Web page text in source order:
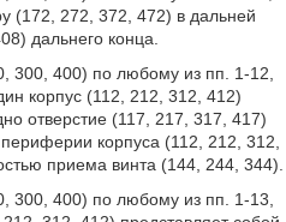
(172, 272, 372, 472) в дальней
дальнего конца.
300, 400) по любому из пп. 1-12,
корпус (112, 212, 312, 412)
отверстие (117, 217, 317, 417)
корпуса (112, 212, 312,
приема винта (144, 244, 344).
300, 400) по любому из пп. 1-13,